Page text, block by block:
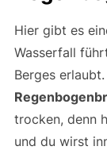
Hier gibt es
Wasserfall
Berges
trocken, denn
und du wirst